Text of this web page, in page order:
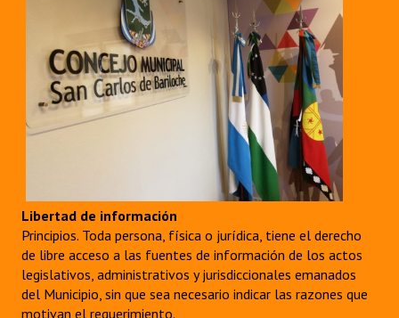
Informes de Unidad Coordinadora
Ejecución Presupuestaria
Actas de Audiencias Públicas
NORMATIVA
Declaraciones
Resoluciones
Resoluciones de Presidencia
Libertad de información
Principios. Toda persona, física o jurídica, tiene el derecho
de libre acceso a las fuentes de información de los actos
legislativos, administrativos y jurisdiccionales emanados
del Municipio, sin que sea necesario indicar las razones que
motivan el requerimiento.